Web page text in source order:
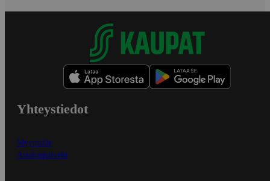
Yhteystiedot
Myymälät
Asiakaspalvelu